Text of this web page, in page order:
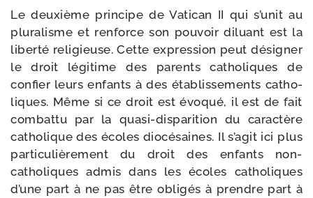
Le deuxième prin­cipe de Vatican II qui s’u­nit au
plu­ra­lisme et ren­force son pou­voir diluant est la
liber­té reli­gieuse. Cette expres­sion peut dési­gner
le droit légi­time des parents catho­liques de
confier leurs enfants à des éta­blis­se­ments catho­
liques. Même si ce droit est évo­qué, il est de fait
com­bat­tu par la quasi-​disparition du carac­tère
catho­lique des écoles dio­cé­saines. Il s’a­git ici plus
par­ti­cu­liè­re­ment du droit des enfants non-​
catholiques admis dans les écoles catho­liques
d’une part à ne pas être obli­gés à prendre part à